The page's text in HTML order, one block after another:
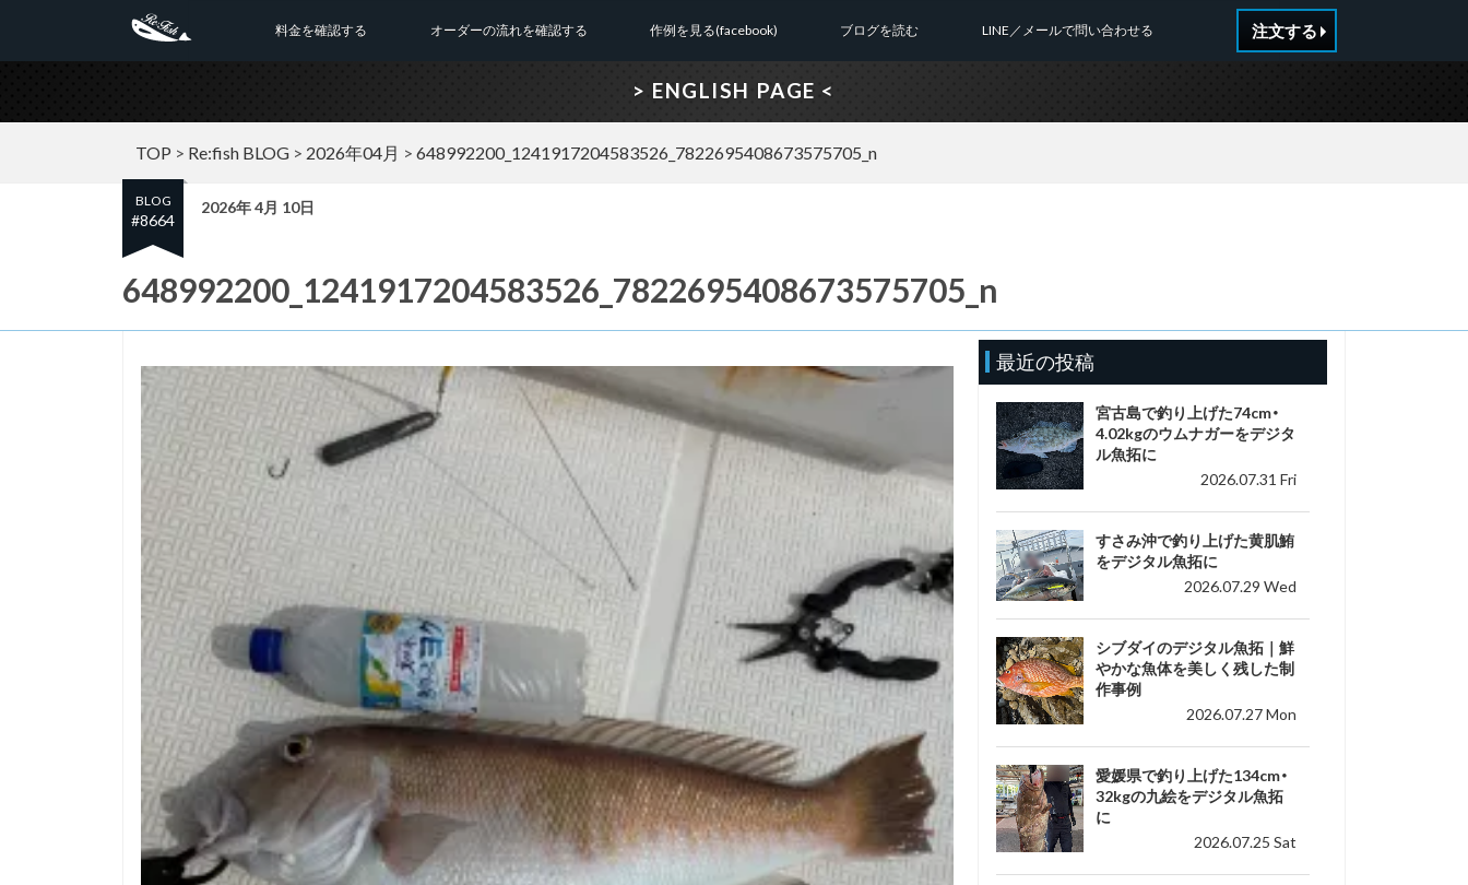
LINE／メールで問い合わせる
料金を確認する オーダーの流れを確認する 作例を見る(facebook) ブログを読む 注文する
> ENGLISH PAGE <
TOP > Re:fish BLOG > 2026年04月 > 648992200_1241917204583526_7822695408673575705_n
BLOG
#8664
2026年 4月 10日
648992200_1241917204583526_7822695408673575705_n
最近の投稿
宮古島で釣り上げた74cm・
4.02kgのウムナガーをデジタ
ル魚拓に
2026.07.31 Fri
すさみ沖で釣り上げた黄肌鮪
をデジタル魚拓に
2026.07.29 Wed
シブダイのデジタル魚拓｜鮮
やかな魚体を美しく残した制
作事例
2026.07.27 Mon
愛媛県で釣り上げた134cm・
32kgの九絵をデジタル魚拓
に
2026.07.25 Sat